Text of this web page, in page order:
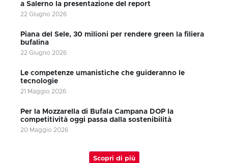
a Salerno la presentazione del report
22 Giugno 2026
Piana del Sele, 30 milioni per rendere green la filiera
bufalina
22 Giugno 2026
Le competenze umanistiche che guideranno le
tecnologie
21 Maggio 2026
Per la Mozzarella di Bufala Campana DOP la
competitività oggi passa dalla sostenibilità
20 Maggio 2026
Scopri di più